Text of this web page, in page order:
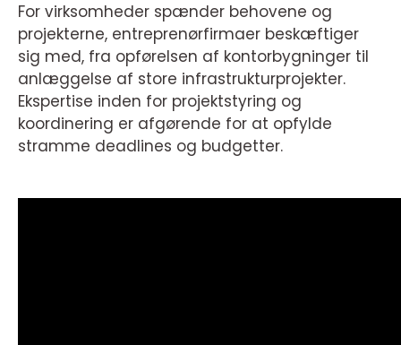
For virksomheder spænder behovene og
projekterne, entreprenørfirmaer beskæftiger
sig med, fra opførelsen af kontorbygninger til
anlæggelse af store infrastrukturprojekter.
Ekspertise inden for projektstyring og
koordinering er afgørende for at opfylde
stramme deadlines og budgetter.